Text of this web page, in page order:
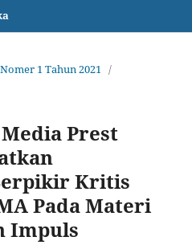
1 Tahun 2021 /
Prest
Kritis
Pada Materi
Impuls